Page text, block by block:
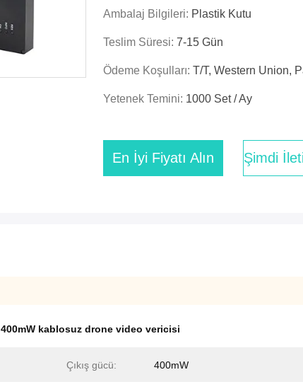
Ambalaj Bilgileri: Plastik Kutu
Teslim Süresi: 7-15 Gün
Ödeme Koşulları: T/t, Western Union,
Yetenek Temini: 1000 Set / Ay
En İyi Fiyatı Alın Şimdi
400mW kablosuz drone video vericisi
Çıkış gücü: 400mW